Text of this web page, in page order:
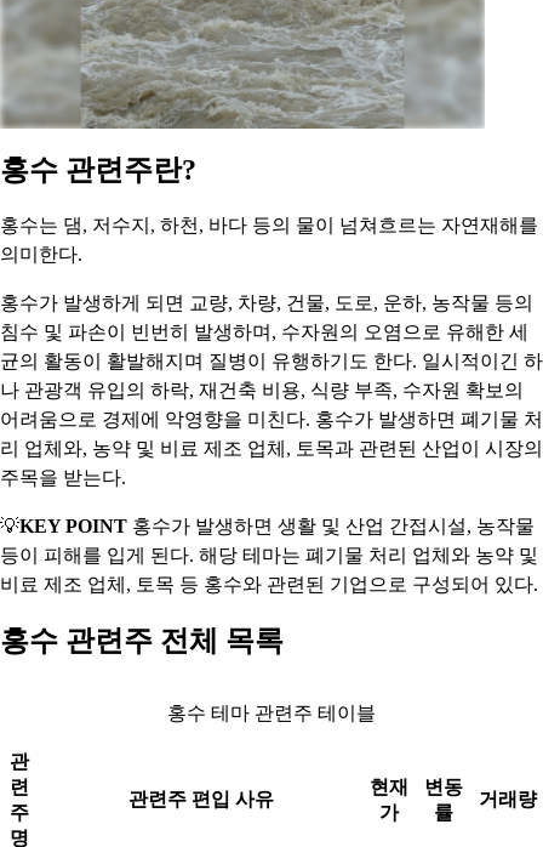
홍수 관련주란?
홍수는 댐, 저수지, 하천, 바다 등의 물이 넘쳐흐르는 자연재해를
의미한다.
홍수가 발생하게 되면 교량, 차량, 건물, 도로, 운하, 농작물 등의
침수 및 파손이 빈번히 발생하며, 수자원의 오염으로 유해한 세
균의 활동이 활발해지며 질병이 유행하기도 한다. 일시적이긴 하
나 관광객 유입의 하락, 재건축 비용, 식량 부족, 수자원 확보의
어려움으로 경제에 악영향을 미친다. 홍수가 발생하면 폐기물 처
리 업체와, 농약 및 비료 제조 업체, 토목과 관련된 산업이 시장의
주목을 받는다.
💡KEY POINT 홍수가 발생하면 생활 및 산업 간접시설, 농작물
등이 피해를 입게 된다. 해당 테마는 폐기물 처리 업체와 농약 및
비료 제조 업체, 토목 등 홍수와 관련된 기업으로 구성되어 있다.
홍수 관련주 전체 목록
홍수 테마 관련주 테이블
관
련
주
명
관련주 편입 사유
현재
가
변동
률
거래량